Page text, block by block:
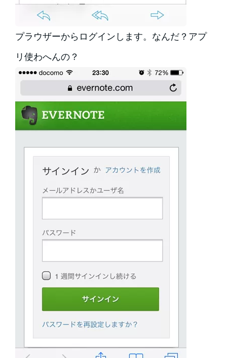
プラウザーからログインします。なんだ？アプ
リ使わへんの？